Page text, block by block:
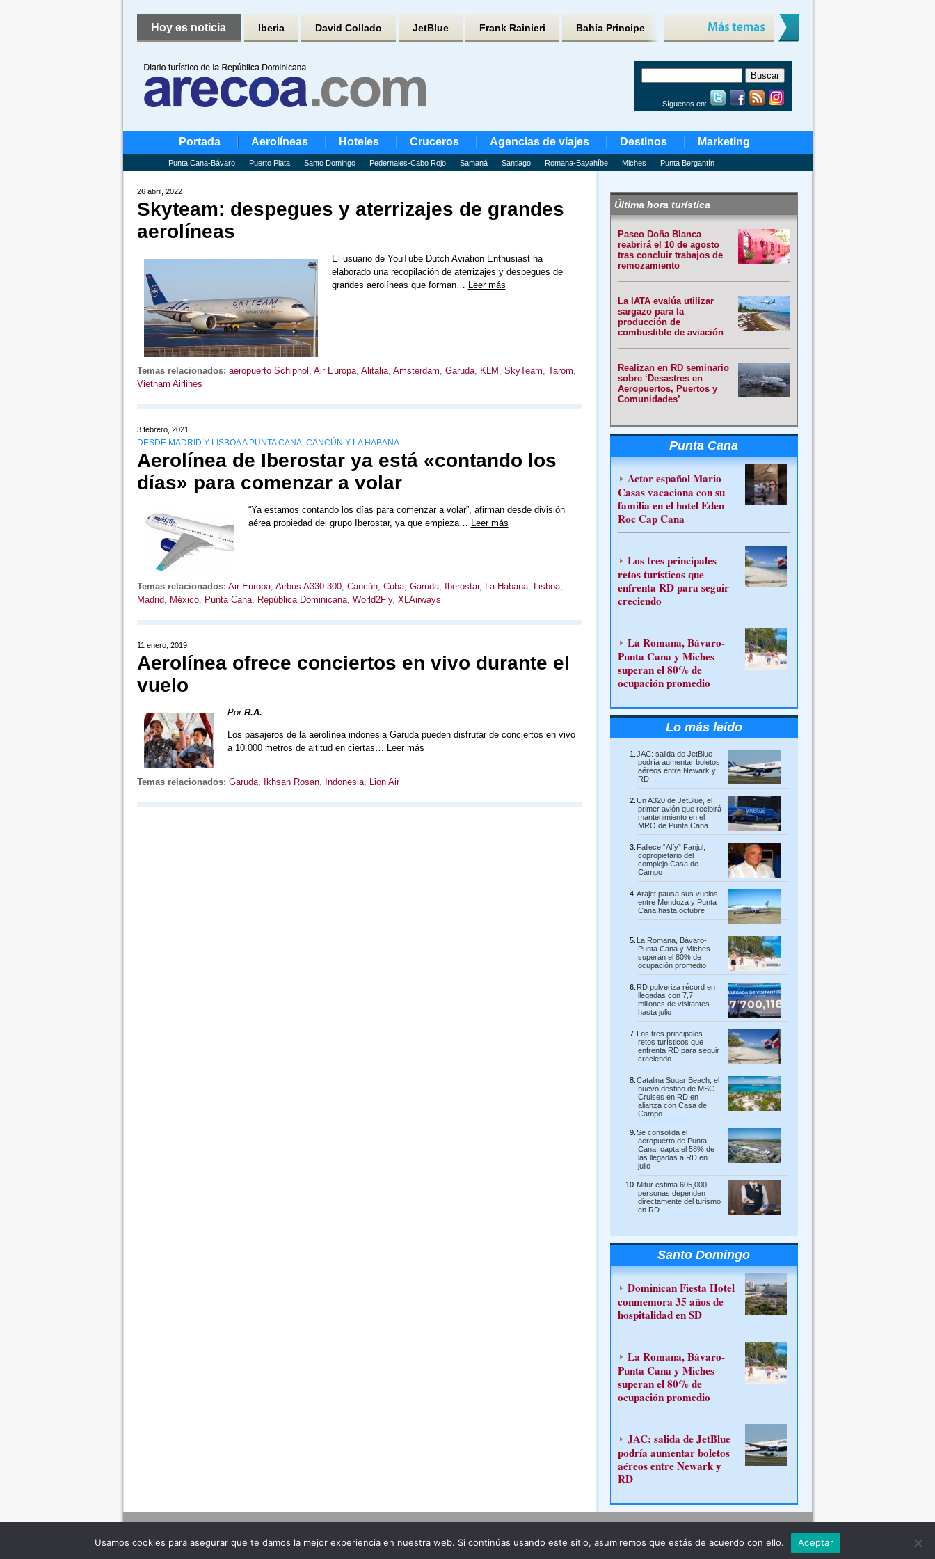
Hoy es noticia Iberia David Collado JetBlue Frank Rainieri Bahía Principe
Síguenos en:
Portada Aerolíneas Hoteles Cruceros Agencias de viajes Destinos Marketing
Punta Cana-Bávaro Puerto Plata Santo Domingo Pedernales-Cabo Rojo Samaná Santiago Romana-Bayahíbe Miches Punta Bergantín
26 abril, 2022
Skyteam: despegues y aterrizajes de grandes
aerolíneas
El usuario de YouTube Dutch Aviation Enthusiast ha
elaborado una recopilación de aterrizajes y despegues de
grandes aerolíneas que forman… Leer más
Temas relacionados: aeropuerto Schiphol Air Europa, Alitalia, Amsterdam Garuda, KLM SkyTeam Tarom
Vietnam Airlines
3 febrero, 2021
DESDE MADRID Y LISBOA A PUNTA CANA, CANCÚN Y LA HABANA
Aerolínea de Iberostar ya está «contando los
días» para comenzar a volar
“Ya estamos contando los días para comenzar a volar”, afirman desde división
aérea propiedad del grupo Iberostar, ya que empieza… Leer más
Temas relacionados: Air Europa, Airbus A330-300, Cancún, Cuba, Garuda, Iberostar, La Habana, Lisboa,
Madrid, México, Punta Cana, República Dominicana, World2Fly, XLAirways
11 enero, 2019
Aerolínea ofrece conciertos en vivo durante el
vuelo
Por R.A.
Los pasajeros de la aerolínea indonesia Garuda pueden disfrutar de conciertos en vivo
a 10.000 metros de altitud en ciertas… Leer más
Temas relacionados: Garuda, Ikhsan Rosan, Indonesia, Lion Air
Última hora turística
Paseo Doña Blanca
reabrirá el 10 de agosto
tras concluir trabajos de
remozamiento
La IATA evalúa utilizar
sargazo para la
producción de
combustible de aviación
Realizan en RD seminario
sobre ‘Desastres en
Aeropuertos, Puertos y
Comunidades’
Punta Cana
Actor español Mario
Casas vacaciona con su
familia en el hotel Eden
Roc Cap Cana
Los tres principales
retos turísticos que
enfrenta RD para seguir
creciendo
La Romana, Bávaro-
Punta Cana y Miches
superan el 80% de
ocupación promedio
Lo más leído
JAC: salida de JetBlue
podría aumentar boletos
aéreos entre Newark y
RD
Un A320 de JetBlue, el
primer avión que recibirá
mantenimiento en el
MRO de Punta Cana
Fallece “Alfy” Fanjul,
copropietario del
complejo Casa de
Campo
Arajet pausa sus vuelos
entre Mendoza y Punta
Cana hasta octubre
La Romana, Bávaro-
Punta Cana y Miches
superan el 80% de
ocupación promedio
RD pulveriza récord en
llegadas con 7,7
millones de visitantes
hasta julio
Los tres principales
retos turísticos que
enfrenta RD para seguir
creciendo
Catalina Sugar Beach, el
nuevo destino de MSC
Cruises en RD en
alianza con Casa de
Campo
Se consolida el
aeropuerto de Punta
Cana: capta el 58% de
las llegadas a RD en
julio
Mitur estima 605,000
personas dependen
directamente del turismo
en RD
Santo Domingo
Dominican Fiesta Hotel
conmemora 35 años de
hospitalidad en SD
La Romana, Bávaro-
Punta Cana y Miches
superan el 80% de
ocupación promedio
JAC: salida de JetBlue
podría aumentar boletos
aéreos entre Newark y
RD
Usamos cookies para asegurar que te damos la mejor experiencia en nuestra web. Si continúas usando este sitio, asumiremos que estás de acuerdo con ello. Aceptar